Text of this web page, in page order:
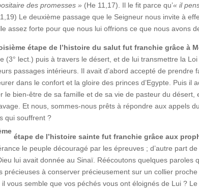
des promesses » (He 11,17). Il le fit parce qu’« il
Le deuxième passage que le Seigneur nous invite à
assez forte pour que nous lui offrions ce que nous avons
étape de l’histoire du salut fut franchie grâce à
(3° lect.) puis à travers le désert, et de lui transmettre la
passages intérieurs. Il avait d’abord accepté de
dans le confort et la gloire des princes d’Egypte. Puis il
le bien-être de sa famille et de sa vie de pasteur du
Et nous, sommes-nous prêts à répondre aux appels
qui souffrent ?
étape de l’histoire sainte fut franchie grâce aux
le peuple découragé par les épreuves ; d’autre part
lui avait donnée au Sinaï. Réécoutons quelques paroles
précieuses à conserver précieusement sur un collier
il vous semble que vos péchés vous ont éloignés de Lui ?